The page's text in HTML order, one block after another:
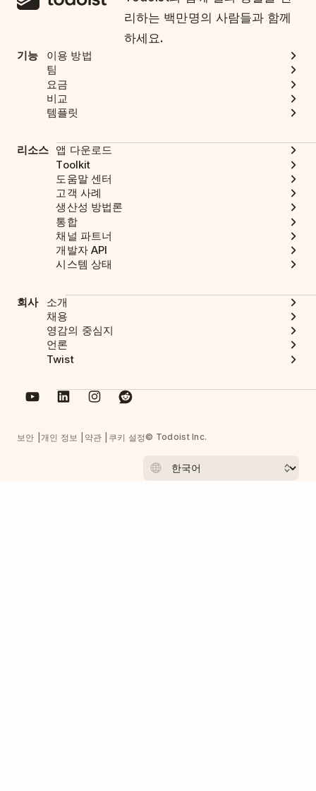
리하는 백만명의 사람들과 함께
하세요.
기능
이용 방법
팀
요금
비교
템플릿
리소스 앱 다운로드
Toolkit
도움말 센터
고객 사례
생산성 방법론
통합
채널 파트너
개발자 API
시스템 상태
회사
소개
채용
영감의 중심지
언론
Twist
보안 개인 정보 약관 쿠키 설정© Todoist Inc.